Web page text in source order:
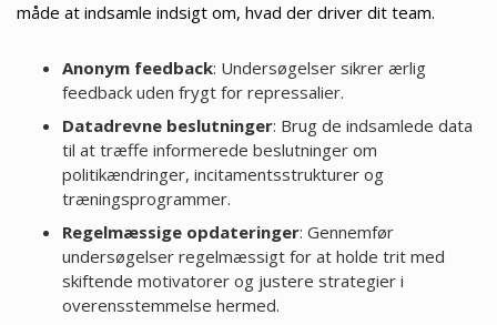
måde at indsamle indsigt om, hvad der driver dit team.
Anonym feedback: Undersøgelser sikrer ærlig
feedback uden frygt for repressalier.
Datadrevne beslutninger: Brug de indsamlede data
til at træffe informerede beslutninger om
politikændringer, incitamentsstrukturer og
træningsprogrammer.
Regelmæssige opdateringer: Gennemfør
undersøgelser regelmæssigt for at holde trit med
skiftende motivatorer og justere strategier i
overensstemmelse hermed.